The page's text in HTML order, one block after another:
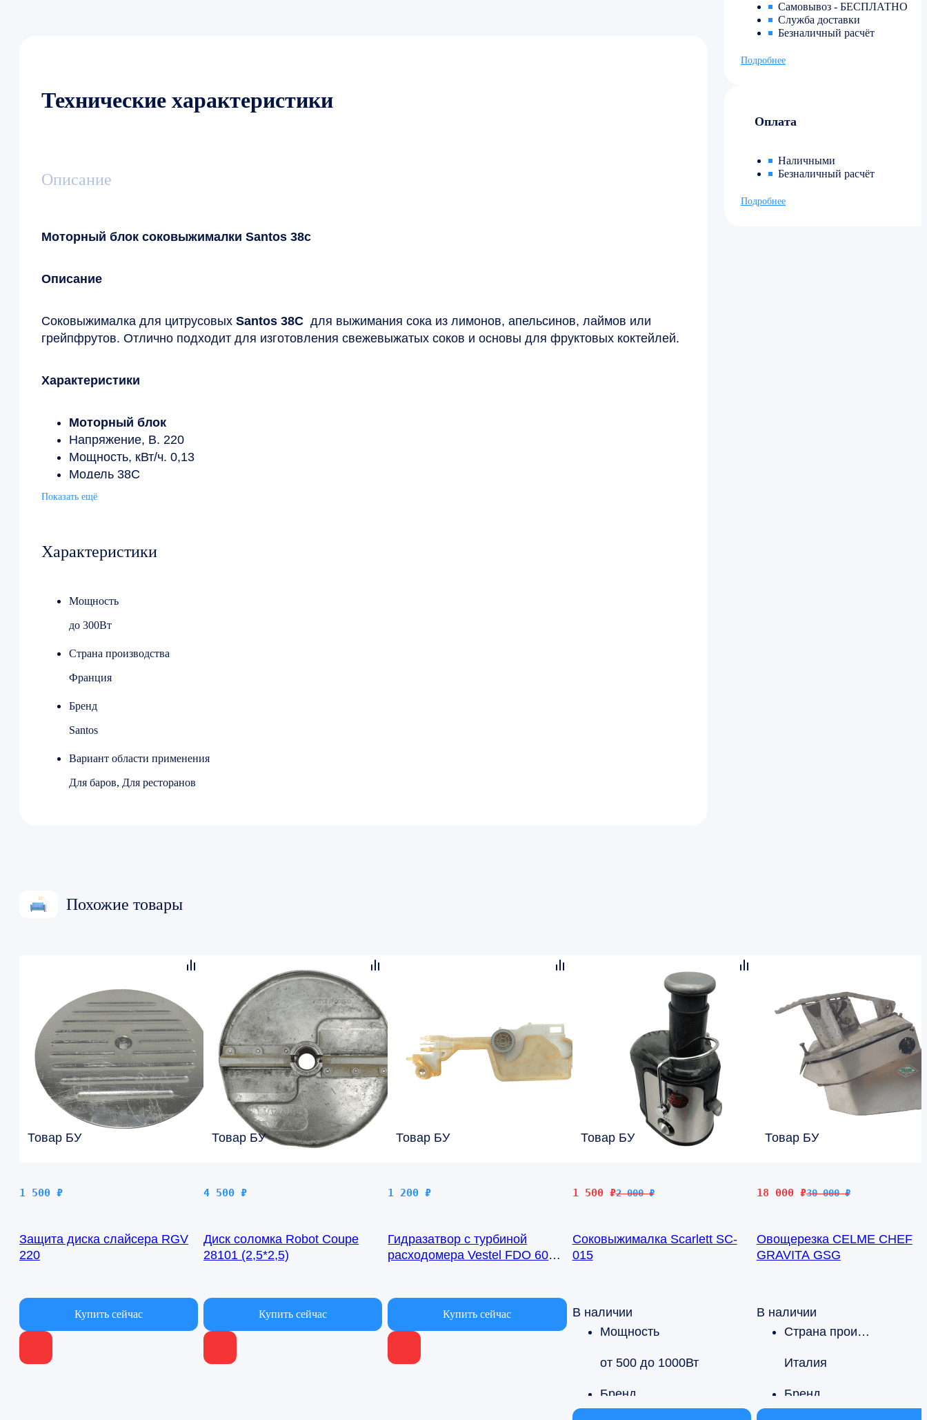
Технические характеристики
Описание
Моторный блок соковыжималки Santos 38c
Описание
Соковыжималка для цитрусовых Santos 38C для выжимания сока из лимонов, апельсинов, лаймов или
грейпфрутов. Отлично подходит для изготовления свежевыжатых соков и основы для фруктовых коктейлей.
Характеристики
Моторный блок
Напряжение, В. 220
Мощность, кВт/ч. 0,13
Модель 38C
Длина, мм 163
Скорость вращения, об./мин 1500
Производитель Santos
Показать ещё
Характеристики
Мощность
до 300Вт
Страна производства
Франция
Бренд
Santos
Вариант области применения
Для баров, Для ресторанов
Самовывоз - БЕСПЛАТНО
Служба доставки
Безналичный расчёт
Подробнее
Оплата
Наличными
Безналичный расчёт
Подробнее
Похожие товары
Товар БУ
1 500 ₽
Защита диска слайсера RGV
220
В наличииКупить сейчас
Товар БУ
4 500₽
Диск соломка Robot Coupe
28101 (2,5*2,5)
В наличииКупить сейчас
Товар БУ
1 200₽
Гидразатвор с турбиной
расходомера Vestel FDO 6031
В наличииКупить сейчас
Товар БУ
2 000₽
Первоначальная
2
000 ₽.
1 500 ₽
Текущая
500 ₽.
Соковыжималка Scarlett SC-
015
В наличии
Мощность
от 500 до 1000Вт
Бренд
Товар БУ
30 000₽
Первоначальная
30
000 ₽.
18 000 ₽
Текущая
000 ₽.
Овощерезка CELME CHEF
GRAVITA GSG
В наличии
Страна производства
Италия
Бренд